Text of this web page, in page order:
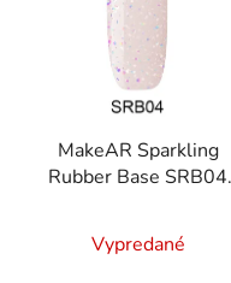
MakeAR Sparkling
Rubber Base SRB04
Vypredané